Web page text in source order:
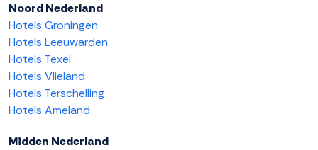
Noord Nederland
Hotels Groningen
Hotels Leeuwarden
Hotels Texel
Hotels Vlieland
Hotels Terschelling
Hotels Ameland
Midden Nederland